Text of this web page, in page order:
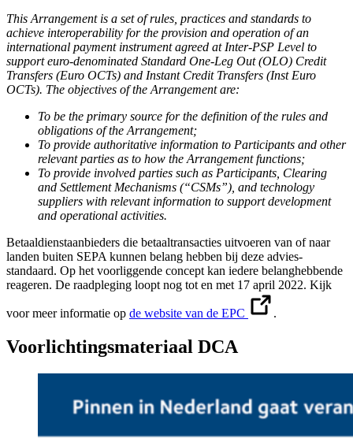
This Arrangement is a set of rules, practices and standards to
achieve interoperability for the provision and operation of an
international payment instrument agreed at Inter-PSP Level to
support euro-denominated Standard One-Leg Out (OLO) Credit
Transfers (Euro OCTs) and Instant Credit Transfers (Inst Euro
OCTs). The objectives of the Arrangement are:
To be the primary source for the definition of the rules and
obligations of the Arrangement;
To provide authoritative information to Participants and other
relevant parties as to how the Arrangement functions;
To provide involved parties such as Participants, Clearing
and Settlement Mechanisms (“CSMs”), and technology
suppliers with relevant information to support development
and operational activities.
Betaaldienstaanbieders die betaaltransacties uitvoeren van of naar
landen buiten SEPA kunnen belang hebben bij deze advies-
standaard. Op het voorliggende concept kan iedere belanghebbende
reageren. De raadpleging loopt nog tot en met 17 april 2022. Kijk
voor meer informatie op de website van de EPC .
Voorlichtingsmateriaal DCA